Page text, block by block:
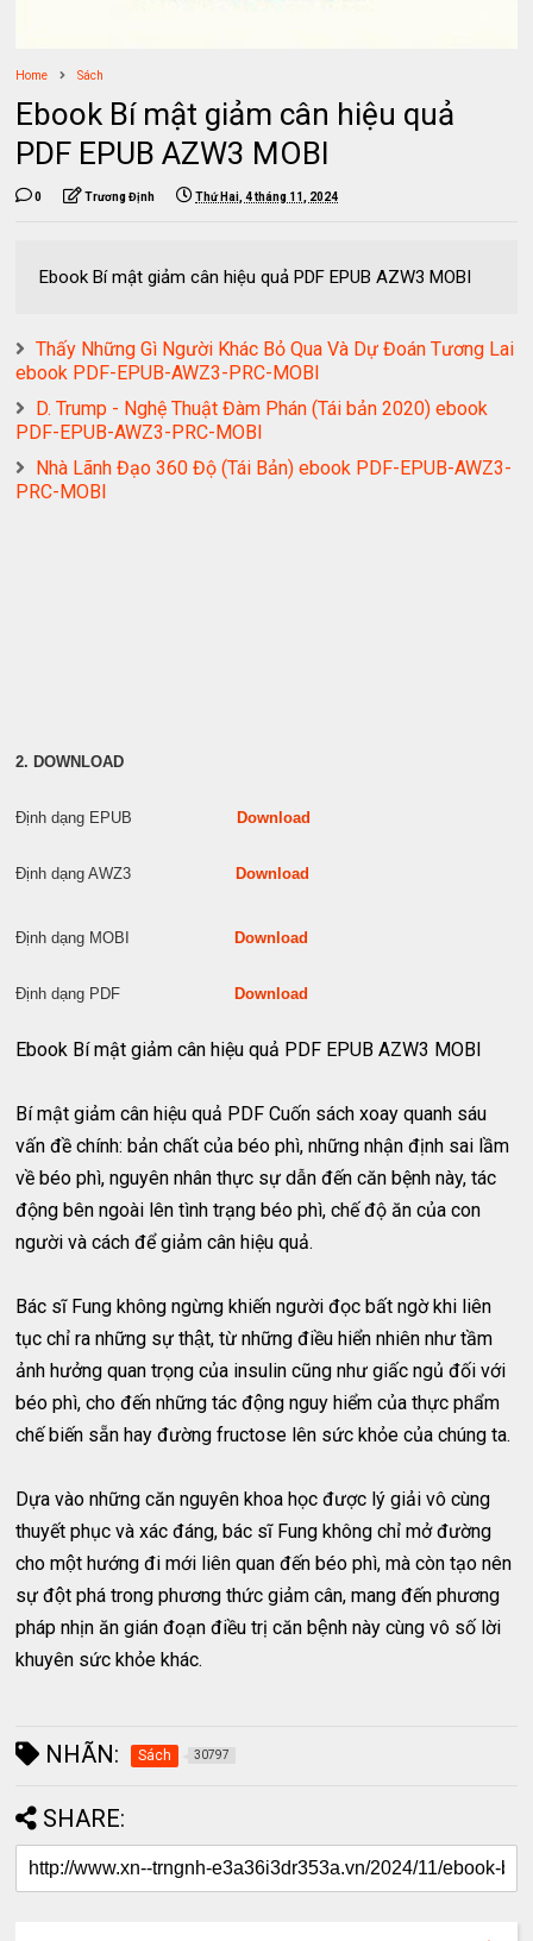
Home Sách
Ebook Bí mật giảm cân hiệu quả
PDF EPUB AZW3 MOBI
0 Trương Định Thứ Hai, 4 tháng 11, 2024
Ebook Bí mật giảm cân hiệu quả PDF EPUB AZW3 MOBI
Thấy Những Gì Người Khác Bỏ Qua Và Dự Đoán Tương Lai
ebook PDF-EPUB-AWZ3-PRC-MOBI
D. Trump - Nghệ Thuật Đàm Phán (Tái bản 2020) ebook
PDF-EPUB-AWZ3-PRC-MOBI
Nhà Lãnh Đạo 360 Độ (Tái Bản) ebook PDF-EPUB-AWZ3-
PRC-MOBI
2. DOWNLOAD
Định dạng EPUBDownload
Định dạng AWZ3Download
Định dạng MOBIDownload
Định dạng PDFDownload
Ebook Bí mật giảm cân hiệu quả PDF EPUB AZW3 MOBI
Bí mật giảm cân hiệu quả PDF Cuốn sách xoay quanh sáu
vấn đề chính: bản chất của béo phì, những nhận định sai lầm
về béo phì, nguyên nhân thực sự dẫn đến căn bệnh này, tác
động bên ngoài lên tình trạng béo phì, chế độ ăn của con
người và cách để giảm cân hiệu quả.
Bác sĩ Fung không ngừng khiến người đọc bất ngờ khi liên
tục chỉ ra những sự thật, từ những điều hiển nhiên như tầm
ảnh hưởng quan trọng của insulin cũng như giấc ngủ đối với
béo phì, cho đến những tác động nguy hiểm của thực phẩm
chế biến sẵn hay đường fructose lên sức khỏe của chúng ta.
Dựa vào những căn nguyên khoa học được lý giải vô cùng
thuyết phục và xác đáng, bác sĩ Fung không chỉ mở đường
cho một hướng đi mới liên quan đến béo phì, mà còn tạo nên
sự đột phá trong phương thức giảm cân, mang đến phương
pháp nhịn ăn gián đoạn điều trị căn bệnh này cùng vô số lời
khuyên sức khỏe khác.
NHÃN: Sách 30797
SHARE: